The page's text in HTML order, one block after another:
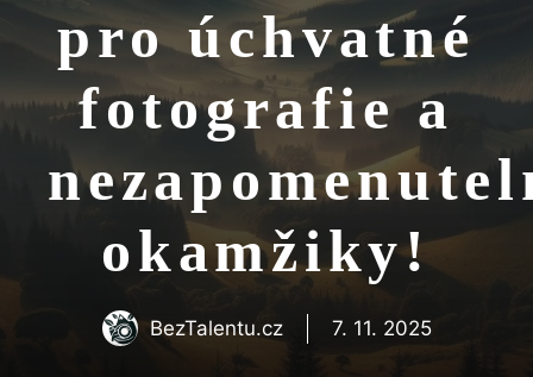
pro úchvatné
fotografie a
okamžiky!
BezTalentu.cz 7. 11. 2025